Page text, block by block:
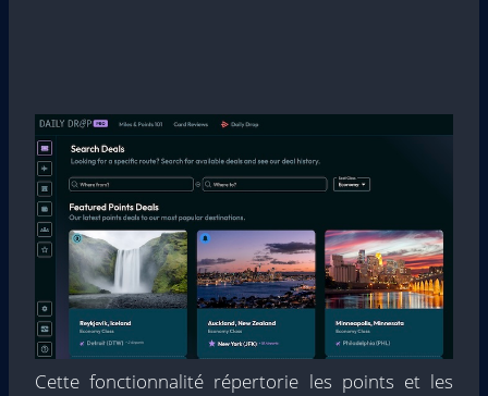
Cette fonctionnalité répertorie les points et les